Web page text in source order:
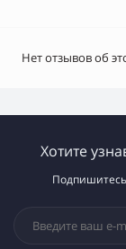
Нет отзывов об
Хотите